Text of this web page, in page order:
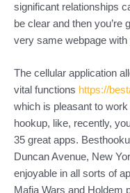
significant relationships
be clear and then you’re
very same webpage with
The cellular application
vital functions https://
which is pleasant to
hookup, like, recently,
35 great apps.
Duncan Avenue, New
enjoyable in all sorts of
Mafia Wars and Holdem